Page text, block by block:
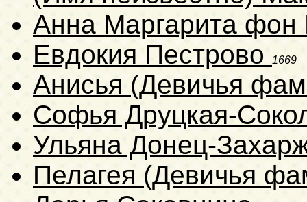
Анна Маргарита
Евдокия Пестрово
1669
Анисья (Девичья
Софья Друцкая-
Ульяна Донец-
Пелагея (Девичья